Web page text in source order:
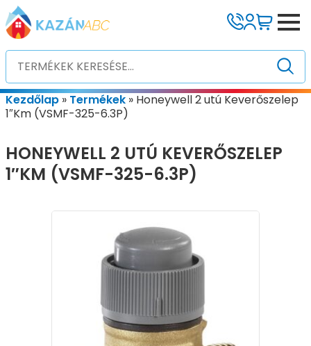
Kezdőlap » Termékek » Honeywell 2 utú Keverőszelep
1″Km (VSMF-325-6.3P)
HONEYWELL 2 UTÚ KEVERŐSZELEP
1″KM (VSMF-325-6.3P)